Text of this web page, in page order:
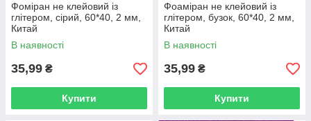
Фоміран не клейовий із
глітером, сірий, 60*40, 2 мм,
Китай
В наявності
35,99 ₴
Купити
Фоаміран не клейовий із
глітером, бузок, 60*40, 2 мм,
Китай
В наявності
35,99 ₴
Купити